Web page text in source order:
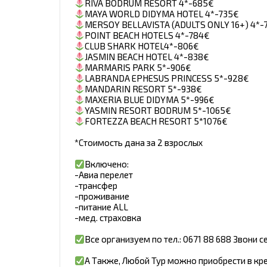
RIVA BODRUM RESORT 4*-685€
MAYA WORLD DIDYMA HOTEL 4*-735€
MERSOY BELLAVISTA (ADULTS ONLY 16+)
POINT BEACH HOTELS 4*-784€
CLUB SHARK HOTEL4*-806€
JASMIN BEACH HOTEL 4*-838€
MARMARIS PARK 5*-906€
LABRANDA EPHESUS PRINCESS 5*-928€
MANDARIN RESORT 5*-938€
MAXERIA BLUE DIDYMA 5*-996€
YASMIN RESORT BODRUM 5*-1065€
FORTEZZA BEACH RESORT 5*1076€
*Стоимость дана за 2 взрослых
Включено:
-Авиа перелет
-трансфер
-проживание
-питание ALL
-мед. страховка
Все организуем по тел.: 0671 88 688 Звони
А Также, Любой Тур можно приобрести в